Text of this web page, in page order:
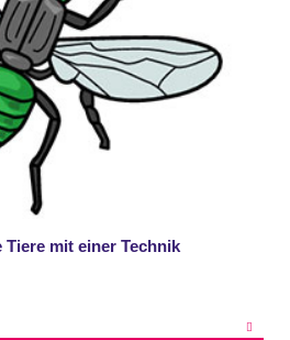
mit einer Technik